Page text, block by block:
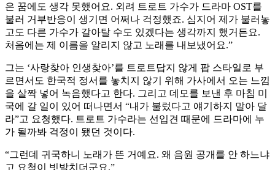
은 꿈에도 생각 못했어요. 외려 트로트 가수가 드라마 OST를
불러 거부반응이 생기면 어쩌나 걱정했죠. 심지어 제가 불러놓
고도 다른 가수가 갈아탈 수도 있겠다는 생각까지 했거든요.
처음에는 제 이름을 알리지 않고 노래를 내보냈어요.”
그는 ‘사랑찾아 인생찾아’를 트로트답지 않게 팝 스타일로 부
르면서도 한국적 정서를 놓치지 않기 위해 가사에서 오는 느낌
을 살짝 넣어 녹음했다고 한다. 그리고 데모를 보낸 후 마침 미
국에 갈 일이 있어 떠나면서 “내가 불렀다고 얘기하지 말아 달
라”고 요청했다. 트로트 가수라는 선입견 때문에 드라마에 누
가 될까봐 걱정이 됐던 것이다.
“그런데 귀국하니 노래가 뜬 거예요. 왜 음원 공개를 안 하느냐
고 요청이 빗발치더군요.”